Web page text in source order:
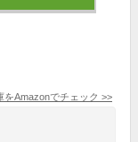
をAmazonでチェック >>